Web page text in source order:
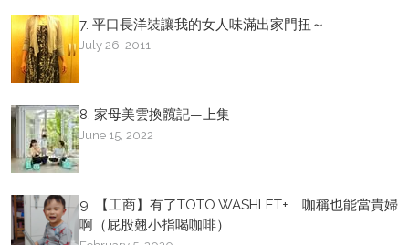
7. 平口長洋裝讓我的女人味滿出家門扭～
July 26, 2011
8. 家母美雲換髖記—上集
June 15, 2022
9. 【工商】有了TOTO WASHLET+ 咖稱也能當貴婦
啊（屁股翹小指喝咖啡）